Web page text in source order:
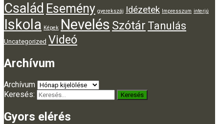
Család Esemény gyerekszáj Idézetek Impresszum interjú
Iskola Képek Nevelés Szótár Tanulás
Uncategorized Videó
Archívum
Archívum
Keresés:
Gyors elérés